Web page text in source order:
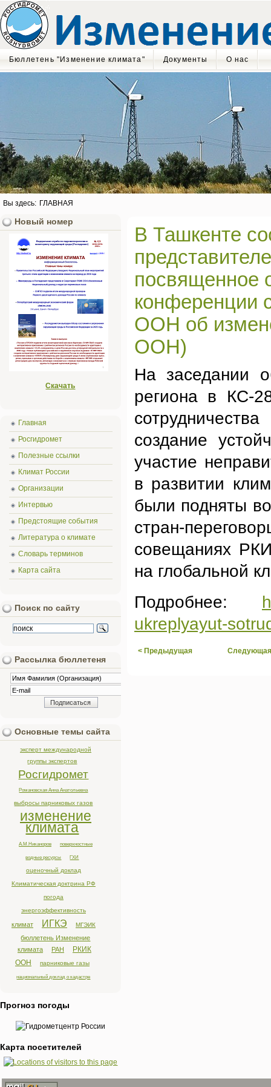
Бюллетень "Изменение климата" Документы О нас
Вы здесь: ГЛАВНАЯ
В Ташкенте
посвященное
конференции
ООН об
ООН)
На заседании
региона в КС-
создание
участие
в развитии
были подняты
стран-
совещаниях
на глобальной
Подробнее:
ukreplyayut-
< Предыдущая
Новый номер
Скачать
Главная
Росгидромет
Полезные ссылки
Климат России
Организации
Интервью
Предстоящие события
Литература о климате
Словарь терминов
Карта сайта
Поиск по сайту
Рассылка бюллетеня
Основные темы сайта
эксперт международной
группы экспертов
Росгидромет
Романовская Анна Анатольевна
выбросы парниковых газов
изменение
климата
А.М.Никаноров поверхностные
водные ресурсы ГХИ
оценочный доклад
Климатическая доктрина РФ
погода
энергоэффективность
климат ИГКЭ МГЭИК
бюллетень Изменение
климата
РАН
РКИК
ООН
парниковые газы
национальный доклад о кадастре
Прогноз погоды
Карта посетителей